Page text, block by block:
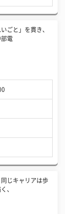
ごと」を貫き、
電
同じキャリアは歩
、